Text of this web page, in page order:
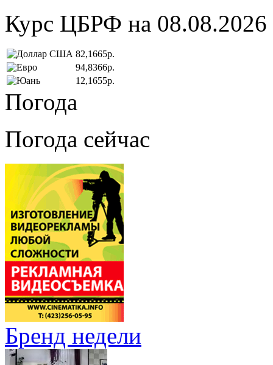
Курс ЦБРФ на 08.08.2026
82,1665р.
94,8366р.
12,1655р.
Погода
Погода сейчас
Бренд недели